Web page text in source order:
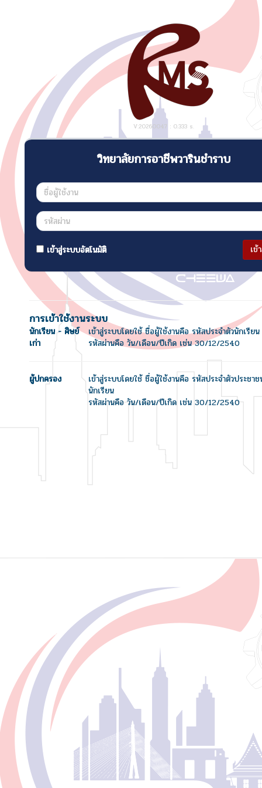
V:20260047 : 0.333 s.
วิทยาลัยการอาชีพวารินชำราบ
เข้าสู่ระบบอัตโนมัติ เข้
การเข้าใช้งานระบบ
นักเรียน - ศิษย์
เก่า
เข้าสู่ระบบโดยใช้ ชื่อผู้ใช้งานคือ รหัสประจำตัวนักเรียน
รหัสผ่านคือ วัน/เดือน/ปีเกิด เช่น 30/12/2540
ผู้ปกครอง
เข้าสู่ระบบโดยใช้ ชื่อผู้ใช้งานคือ รหัสประจำตัวประชา
นักเรียน
รหัสผ่านคือ วัน/เดือน/ปีเกิด เช่น 30/12/2540